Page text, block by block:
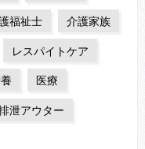
福祉士 介護家族
レスパイトケア
医療
泄アウター